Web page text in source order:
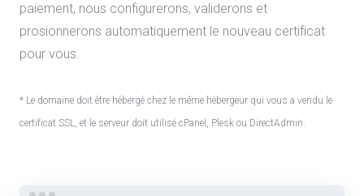
paiement, nous configurerons, validerons et
prosionnerons automatiquement le nouveau certificat
pour vous.
* Le domaine doit être hébergé chez le même hébergeur qui vous a vendu le
certificat SSL, et le serveur doit utilisé cPanel, Plesk ou DirectAdmin.